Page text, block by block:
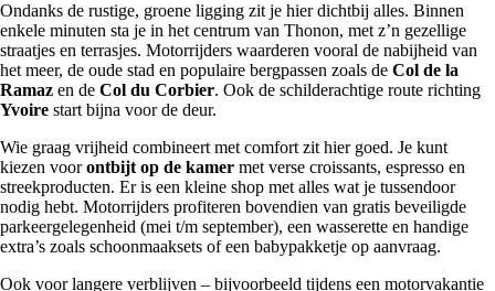
Ondanks de rustige, groene ligging zit je hier dichtbij alles. Binnen
enkele minuten sta je in het centrum van Thonon, met z’n gezellige
straatjes en terrasjes. Motorrijders waarderen vooral de nabijheid van
het meer, de oude stad en populaire bergpassen zoals de Col de la
Ramaz en de Col du Corbier. Ook de schilderachtige route richting
Yvoire start bijna voor de deur.
Wie graag vrijheid combineert met comfort zit hier goed. Je kunt
kiezen voorontbijt op de kamer met verse croissants, espresso en
streekproducten. Er is een kleine shop met alles wat je tussendoor
nodig hebt. Motorrijders profiteren bovendien van gratis beveiligde
parkeergelegenheid (mei t/m september), een wasserette en handige
extra’s zoals schoonmaaksets of een babypakketje op aanvraag.
Ook voor langere verblijven – bijvoorbeeld tijdens een motorvakantie